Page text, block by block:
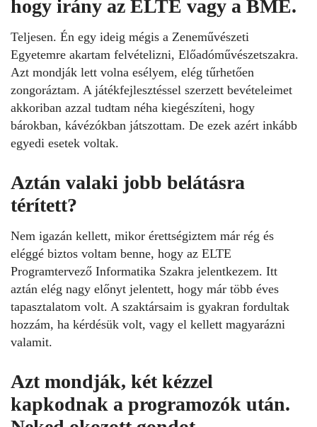
hogy irány az ELTE vagy a BME.
Teljesen. Én egy ideig mégis a Zeneművészeti
Egyetemre akartam felvételizni, Előadóművészetszakra.
Azt mondják lett volna esélyem, elég tűrhetően
zongoráztam. A játékfejlesztéssel szerzett bevételeimet
akkoriban azzal tudtam néha kiegészíteni, hogy
bárokban, kávézókban játszottam. De ezek azért inkább
egyedi esetek voltak.
Aztán valaki jobb belátásra
térített?
Nem igazán kellett, mikor érettségiztem már rég és
eléggé biztos voltam benne, hogy az ELTE
Programtervező Informatika Szakra jelentkezem. Itt
aztán elég nagy előnyt jelentett, hogy már több éves
tapasztalatom volt. A szaktársaim is gyakran fordultak
hozzám, ha kérdésük volt, vagy el kellett magyarázni
valamit.
Azt mondják, két kézzel
kapkodnak a programozók után.